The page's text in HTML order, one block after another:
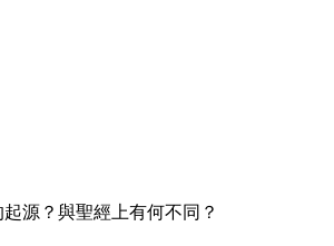
源？與聖經上有何不同？